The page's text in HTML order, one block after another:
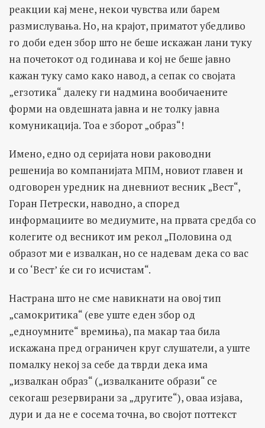
реакции кај мене, некои чувства или барем
размислувања. Но, на крајот, приматот убедливо
го доби еден збор што не беше искажан лани туку
на почетокот од годинава и кој не беше јавно
кажан туку само како навод, а сепак со својата
„егзотика“ далеку ги надмина вообичаените
форми на овдешната јавна и не толку јавна
комуникација. Тоа е зборот „образ“!
Имено, едно од серијата нови раководни
решенија во компанијата МПМ, новиот главен и
одговорен уредник на дневниот весник „Вест“,
Горан Петрески, наводно, а според
информациите во медиумите, на првата средба со
колегите од весникот им рекол „Половина од
образот ми е извалкан, но се надевам дека со вас
и со ‘Вест’ ќе си го исчистам“.
Настрана што не сме навикнати на овој тип
„самокритика“ (еве уште еден збор од
„едноумните“ времиња), па макар таа била
искажана пред ограничен круг слушатели, а уште
помалку некој за себе да тврди дека има
„извалкан образ“ („извалканите образи“ се
секогаш резервирани за „другите“), оваа изјава,
дури и да не е сосема точна, во својот поттекст